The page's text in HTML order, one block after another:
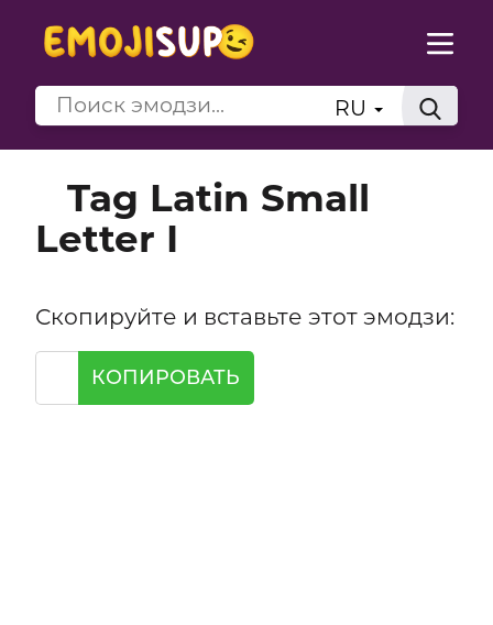
RU
Tag Latin Small
Letter I
Скопируйте и вставьте этот эмодзи:
КОПИРОВАТЬ